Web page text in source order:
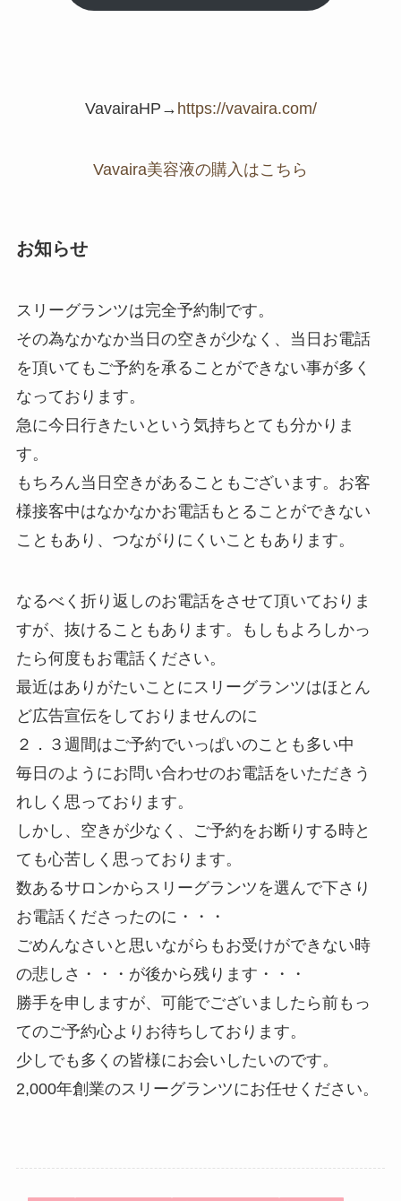
VavairaHP→ https://vavaira.com/
Vavaira美容液の購入はこちら
お知らせ
スリーグランツは完全予約制です。
その為なかなか当日の空きが少なく、当日お電話
を頂いてもご予約を承ることができない事が多く
なっております。
急に今日行きたいという気持ちとても分かりま
す。
もちろん当日空きがあることもございます。お客
様接客中はなかなかお電話もとることができない
こともあり、つながりにくいこともあります。
なるべく折り返しのお電話をさせて頂いておりま
すが、抜けることもあります。もしもよろしかっ
たら何度もお電話ください。
最近はありがたいことにスリーグランツはほとん
ど広告宣伝をしておりませんのに
２．３週間はご予約でいっぱいのことも多い中
毎日のようにお問い合わせのお電話をいただきう
れしく思っております。
しかし、空きが少なく、ご予約をお断りする時と
ても心苦しく思っております。
数あるサロンからスリーグランツを選んで下さり
お電話くださったのに・・・
ごめんなさいと思いながらもお受けができない時
の悲しさ・・・が後から残ります・・・
勝手を申しますが、可能でございましたら前もっ
てのご予約心よりお待ちしております。
少しでも多くの皆様にお会いしたいのです。
2,000年創業のスリーグランツにお任せください。